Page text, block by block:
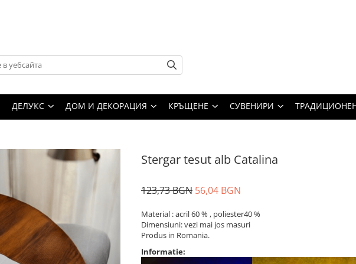
ДЕЛУКС ДОМ И ДЕКОРАЦИЯ КРЪЩЕНЕ СУВЕНИРИ
Stergar tesut alb Catalina
123,73 BGN 56,04 BGN
Material : acril 60 % , poliester40 %
Dimensiuni: vezi mai jos masuri
Produs in Romania.
Informatie: